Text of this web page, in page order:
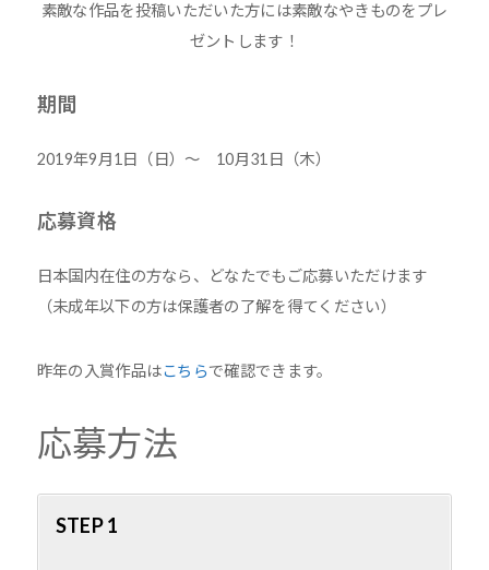
素敵な作品を投稿いただいた方には素敵なやきものをプレ
ゼントします！
期間
2019年9月1日（日）～ 10月31日（木）
応募資格
日本国内在住の方なら、どなたでもご応募いただけます
（未成年以下の方は保護者の了解を得てください）
昨年の入賞作品はこちらで確認できます。
応募方法
STEP 1